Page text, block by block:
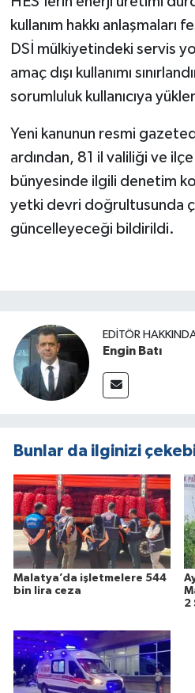
kullanım hakkı anlaşmaları
DSİ mülkiyetindeki servis
amaç dışı kullanımı
sorumluluk kullanıcıya
Yeni kanunun resmi
ardından, 81 il valiliği ve ilçe
bünyesinde ilgili denetim
yetki devri doğrultusunda
güncelleyeceği bildirildi.
EDITÖR
Engin Batı
Bunlar da ilginizi
Malatya’da işletmelere 544
bin lira ceza
2